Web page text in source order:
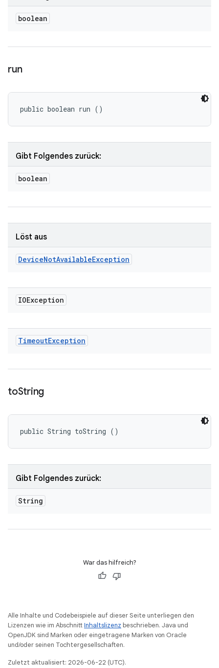
boolean
run
public boolean run ()
Gibt Folgendes zurück:
boolean
Löst aus
DeviceNotAvailableException
IOException
TimeoutException
toString
public String toString ()
Gibt Folgendes zurück:
String
War das hilfreich?
Alle Inhalte und Codebeispiele auf dieser Seite unterliegen den
Lizenzen wie im AbschnittInhaltslizenz beschrieben. Java und
OpenJDK sind Marken oder eingetragene Marken von Oracle
und/oder seinen Tochtergesellschaften.
Zuletzt aktualisiert: 2026-06-22 (UTC).